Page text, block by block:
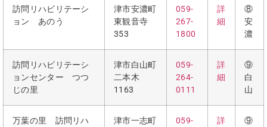
訪問リハビリテーシ
ョン あのう
津市安濃町
東観音寺
353
059-
267-
1800
詳
細
⑧
安
濃
訪問リハビリテーシ
ョンセンター つつ
じの里
津市白山町
二本木
1163
059-
264-
0111
詳
細
⑨
白
山
万葉の里 訪問リハ
津市一志町
059-
詳
⑨